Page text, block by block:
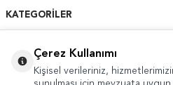
KATEGORILER
HIZLI ERIŞIM
Çerez Kullanımı
Kişisel verileriniz,